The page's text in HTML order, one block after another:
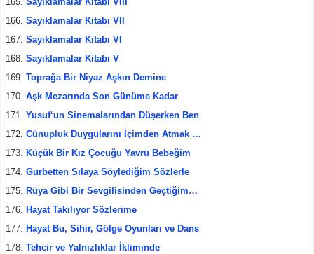
Sayıklamalar Kitabı VII
Sayıklamalar Kitabı VI
Sayıklamalar Kitabı V
Toprağa Bir Niyaz Aşkın Demine
Aşk Mezarında Son Günüme Kadar
Yusuf‘un Sinemalarından Düşerken Ben
Cünupluk Duygularını İçimden Atmak …
Küçük Bir Kız Çocuğu Yavru Bebeğim
Gurbetten Sılaya Söylediğim Sözlerle
Rüya Gibi Bir Sevgilisinden Geçtiğim…
Hayat Takılıyor Sözlerime
Hayat Bu, Sihir, Gölge Oyunları ve Dans
Tehcir ve Yalnızlıklar İkliminde